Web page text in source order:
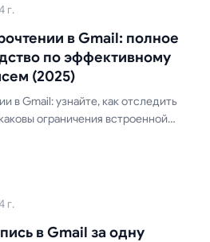
прочтении в Gmail:
руководство по
отслеживанию
(2025)
г.
в Gmail: полное
по эффективному
(2025)
в Gmail: узнайте, как отследить
ограничения встроенной
подпись в Gmail за
минуту
г.
в Gmail за одну